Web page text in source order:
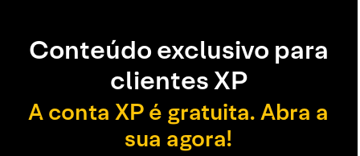
Conteúdo exclusivo para
clientes XP
A conta XP é gratuita. Abra a
sua agora!